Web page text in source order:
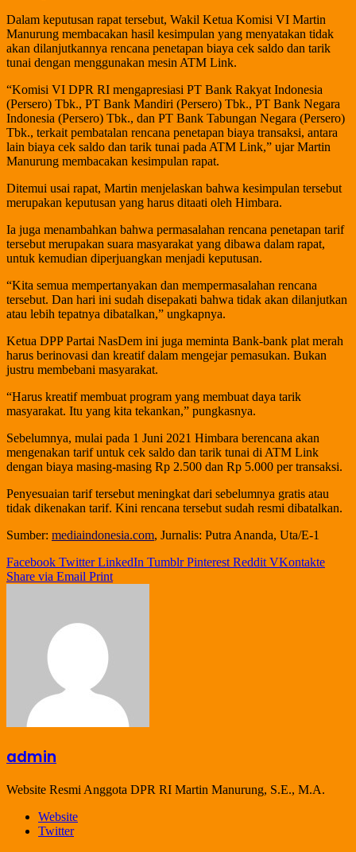
Dalam keputusan rapat tersebut, Wakil Ketua Komisi VI Martin
Manurung membacakan hasil kesimpulan yang menyatakan tidak
akan dilanjutkannya rencana penetapan biaya cek saldo dan tarik
tunai dengan menggunakan mesin ATM Link.
“Komisi VI DPR RI mengapresiasi PT Bank Rakyat Indonesia
(Persero) Tbk., PT Bank Mandiri (Persero) Tbk., PT Bank Negara
Indonesia (Persero) Tbk., dan PT Bank Tabungan Negara (Persero)
Tbk., terkait pembatalan rencana penetapan biaya transaksi, antara
lain biaya cek saldo dan tarik tunai pada ATM Link,” ujar Martin
Manurung membacakan kesimpulan rapat.
Ditemui usai rapat, Martin menjelaskan bahwa kesimpulan tersebut
merupakan keputusan yang harus ditaati oleh Himbara.
Ia juga menambahkan bahwa permasalahan rencana penetapan tarif
tersebut merupakan suara masyarakat yang dibawa dalam rapat,
untuk kemudian diperjuangkan menjadi keputusan.
“Kita semua mempertanyakan dan mempermasalahan rencana
tersebut. Dan hari ini sudah disepakati bahwa tidak akan dilanjutkan
atau lebih tepatnya dibatalkan,” ungkapnya.
Ketua DPP Partai NasDem ini juga meminta Bank-bank plat merah
harus berinovasi dan kreatif dalam mengejar pemasukan. Bukan
justru membebani masyarakat.
“Harus kreatif membuat program yang membuat daya tarik
masyarakat. Itu yang kita tekankan,” pungkasnya.
Sebelumnya, mulai pada 1 Juni 2021 Himbara berencana akan
mengenakan tarif untuk cek saldo dan tarik tunai di ATM Link
dengan biaya masing-masing Rp 2.500 dan Rp 5.000 per transaksi.
Penyesuaian tarif tersebut meningkat dari sebelumnya gratis atau
tidak dikenakan tarif. Kini rencana tersebut sudah resmi dibatalkan.
Sumber: mediaindonesia.com, Jurnalis: Putra Ananda, Uta/E-1
Facebook Twitter LinkedIn Tumblr Pinterest Reddit VKontakte
Share via Email Print
admin
Website Resmi Anggota DPR RI Martin Manurung, S.E., M.A.
Website
Twitter